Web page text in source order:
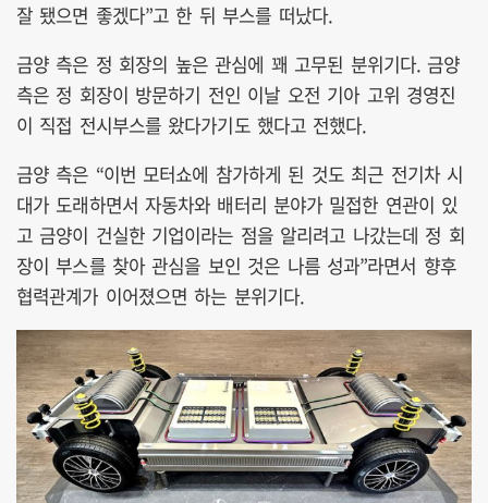
잘 됐으면 좋겠다”고 한 뒤 부스를 떠났다.
금양 측은 정 회장의 높은 관심에 꽤 고무된 분위기다. 금양
측은 정 회장이 방문하기 전인 이날 오전 기아 고위 경영진
이 직접 전시부스를 왔다가기도 했다고 전했다.
금양 측은 “이번 모터쇼에 참가하게 된 것도 최근 전기차 시
대가 도래하면서 자동차와 배터리 분야가 밀접한 연관이 있
고 금양이 건실한 기업이라는 점을 알리려고 나갔는데 정 회
장이 부스를 찾아 관심을 보인 것은 나름 성과”라면서 향후
협력관계가 이어졌으면 하는 분위기다.